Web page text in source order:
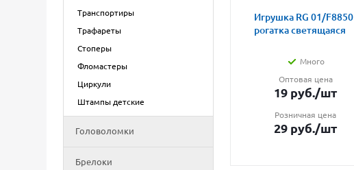
Транспортиры
Трафареты
Стоперы
Фломастеры
Циркули
Штампы детские
Головоломки
Брелоки
Игрушка RG 01/F8850
рогатка светящаяся
Много
Оптовая цена
19 руб./шт
Розничная цена
29 руб./шт